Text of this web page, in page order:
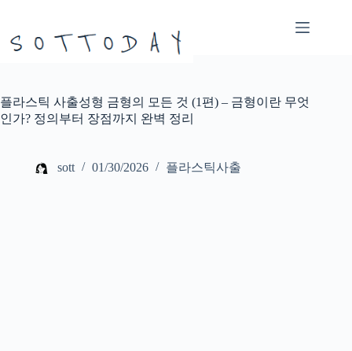
으
뛰
기
플라스틱 사출성형 금형의 모든 것 (1편) – 금형이란 무엇
인가? 정의부터 장점까지 완벽 정리
sott 01/30/2026 플라스틱사출